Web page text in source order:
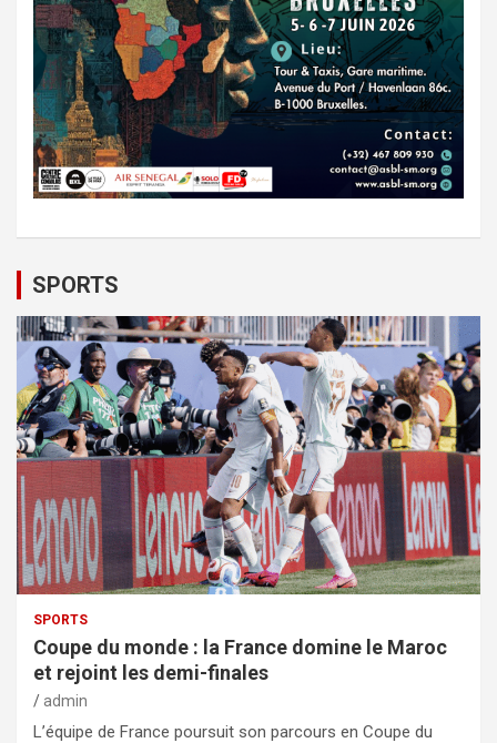
SPORTS
SPORTS
Coupe du monde : la France domine le Maroc
et rejoint les demi-finales
admin
L’équipe de France poursuit son parcours en Coupe du